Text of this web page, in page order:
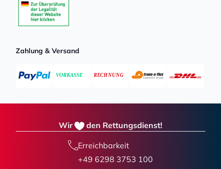
Zahlung & Versand
Wir den Rettungsdienst!
Erreichbarkeit
+49 6298 3753 100